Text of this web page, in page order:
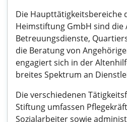
Die Haupttätigkeitsbereiche
Heimstiftung GmbH sind die
Betreuungsdienste,
die Beratung von
engagiert sich in der
breites Spektrum an
Die verschiedenen
Stiftung umfassen
Sozialarbeiter sowie